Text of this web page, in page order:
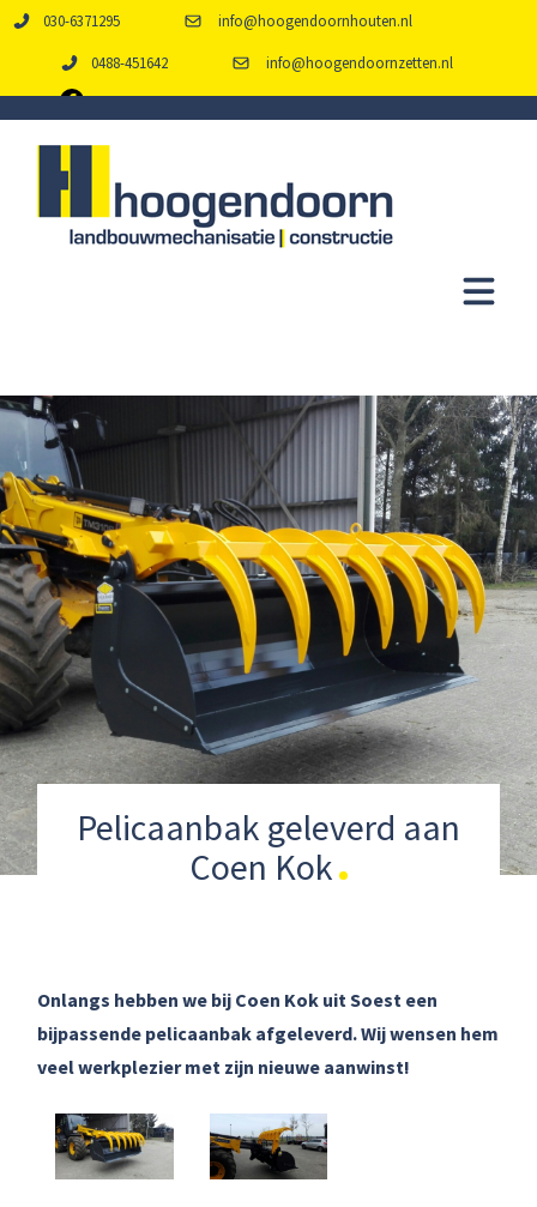
030-6371295 info@hoogendoornhouten.nl
0488-451642 info@hoogendoornzetten.nl
Pelicaanbak geleverd aan
Coen Kok
Onlangs hebben we bij Coen Kok uit Soest een
bijpassende pelicaanbak afgeleverd. Wij wensen hem
veel werkplezier met zijn nieuwe aanwinst!